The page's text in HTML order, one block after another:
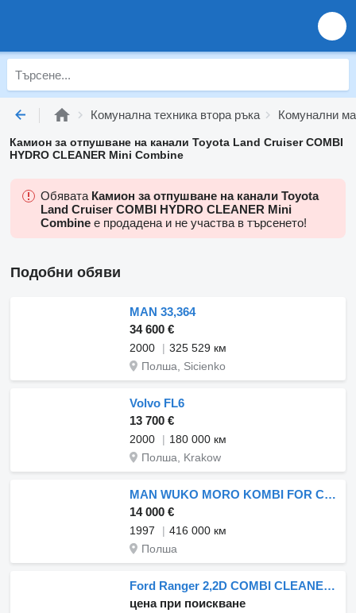
Комунална техника втора ръка Комунални
Камион за отпушване на канали Toyota Land Cruiser COMBI
HYDRO CLEANER Mini Combine
Обявата Камион за отпушване на канали Toyota
Land Cruiser COMBI HYDRO CLEANER Mini
Combine е продадена и не участва в търсенето!
Подобни обяви
MAN 33,364
34 600 €
2000
325 529 км
Полша, Sicienko
Volvo FL6
13 700 €
2000
180 000 км
Полша, Krakow
MAN WUKO MORO KOMBI FOR CHANNEL CLEANING
14 000 €
1997
416 000 км
Полша
Ford Ranger 2,2D COMBI CLEANER Hydrocureur BAROCLEAN 3.5t
цена при поискване